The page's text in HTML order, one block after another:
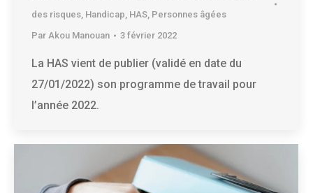
des risques, Handicap, HAS, Personnes âgées
Par Akou Manouan 3 février 2022
La HAS vient de publier (validé en date du
27/01/2022) son programme de travail pour
l’année 2022.